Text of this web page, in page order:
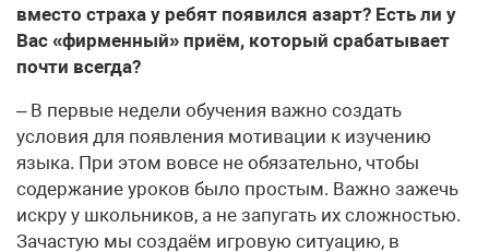
вместо страха у ребят появился азарт? Есть ли у
Вас «фирменный» приём, который срабатывает
почти всегда?
– В первые недели обучения важно создать
условия для появления мотивации к изучению
языка. При этом вовсе не обязательно, чтобы
содержание уроков было простым. Важно зажечь
искру у школьников, а не запугать их сложностью.
Зачастую мы создаём игровую ситуацию, в